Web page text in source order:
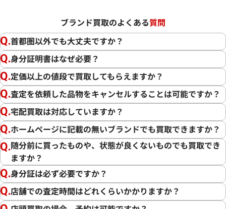
ブランド買取のよくある質問
首都圏以外でも大丈夫ですか？
身分証明書はなぜ必要？
定価以上の値段で買取してもらえますか？
査定を依頼した品物をキャンセルすることは可能ですか？
宅配買取は対応していますか？
ホームページに記載の無いブランドでも買取できますか？
随分前に買ったものや、状態が良くないものでも買取でき
ますか？
身分証は必ず必要ですか？
店舗での査定時間はどれくらいかかりますか？